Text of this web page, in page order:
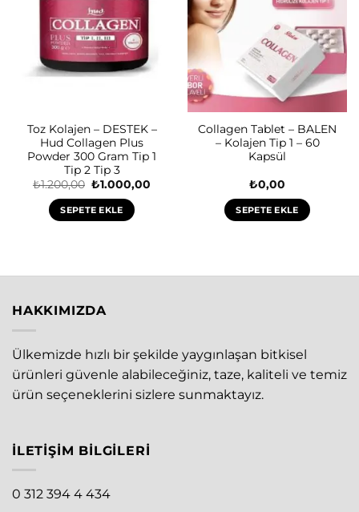
Toz Kolajen – DESTEK –
Hud Collagen Plus
Powder 300 Gram Tip 1
Tip 2 Tip 3
₺1.200,00 Orijinal
₺1.200,00.
₺1.000,00
SEPETE EKLE
Collagen Tablet – BALEN
– Kolajen Tip 1 – 60
Kapsül
₺0,00
SEPETE EKLE
HAKKIMIZDA
Ülkemizde hızlı bir şekilde yaygınlaşan bitkisel
ürünleri güvenle alabileceğiniz, taze, kaliteli ve temiz
ürün seçeneklerini sizlere sunmaktayız.
İLETIŞIM BILGILERI
0 312 394 4 434